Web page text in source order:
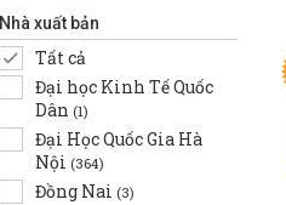
Nhà xuất bản
Tất cả
Đại học Kinh Tế Quốc
Dân (1)
Đại Học Quốc Gia Hà
Nội (364)
Đồng Nai (3)